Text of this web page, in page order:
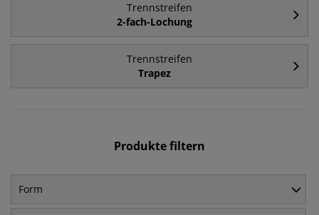
Trennstreifen
2-fach-Lochung
Trennstreifen
Trapez
Produkte filtern
Form